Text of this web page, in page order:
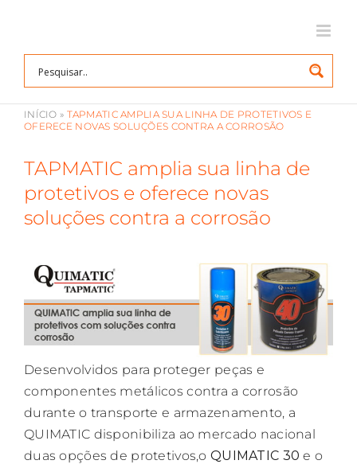
conteúdo
TAPMATIC amplia sua linha de
protetivos e oferece novas
soluções contra a corrosão
INÍCIO » TAPMATIC AMPLIA SUA LINHA DE PROTETIVOS E
OFERECE NOVAS SOLUÇÕES CONTRA A CORROSÃO
View
Larger
Image
Desenvolvidos para proteger peças e
componentes metálicos contra a corrosão
durante o transporte e armazenamento, a
QUIMATIC disponibiliza ao mercado nacional
duas opções de protetivos,o QUIMATIC 30 e o